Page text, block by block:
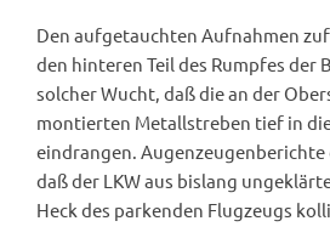
Den aufgetauchten Aufnahmen
den hinteren Teil des Rumpfes der
solcher Wucht, daß die an der
montierten Metallstreben tief in
eindrangen.
daß der LKW aus bislang
Heck des parkenden Flugzeugs